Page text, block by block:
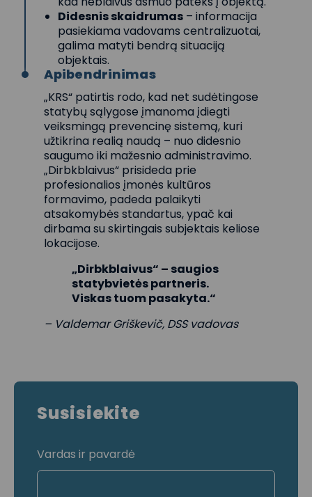
Didesnis skaidrumas – informacija
pasiekiama vadovams centralizuotai,
galima matyti bendrą situaciją
objektais.
Apibendrinimas
„KRS“ patirtis rodo, kad net sudėtingose
statybų sąlygose įmanoma įdiegti
veiksmingą prevencinę sistemą, kuri
užtikrina realią naudą – nuo didesnio
saugumo iki mažesnio administravimo.
„Dirbkblaivus“ prisideda prie
profesionalios įmonės kultūros
formavimo, padeda palaikyti
atsakomybės standartus, ypač kai
dirbama su skirtingais subjektais keliose
lokacijose.
„Dirbkblaivus“ – saugios
statybvietės partneris.
Viskas tuom pasakyta.“
– Valdemar Griškevič, DSS vadovas
Susisiekite
Vardas ir pavardė